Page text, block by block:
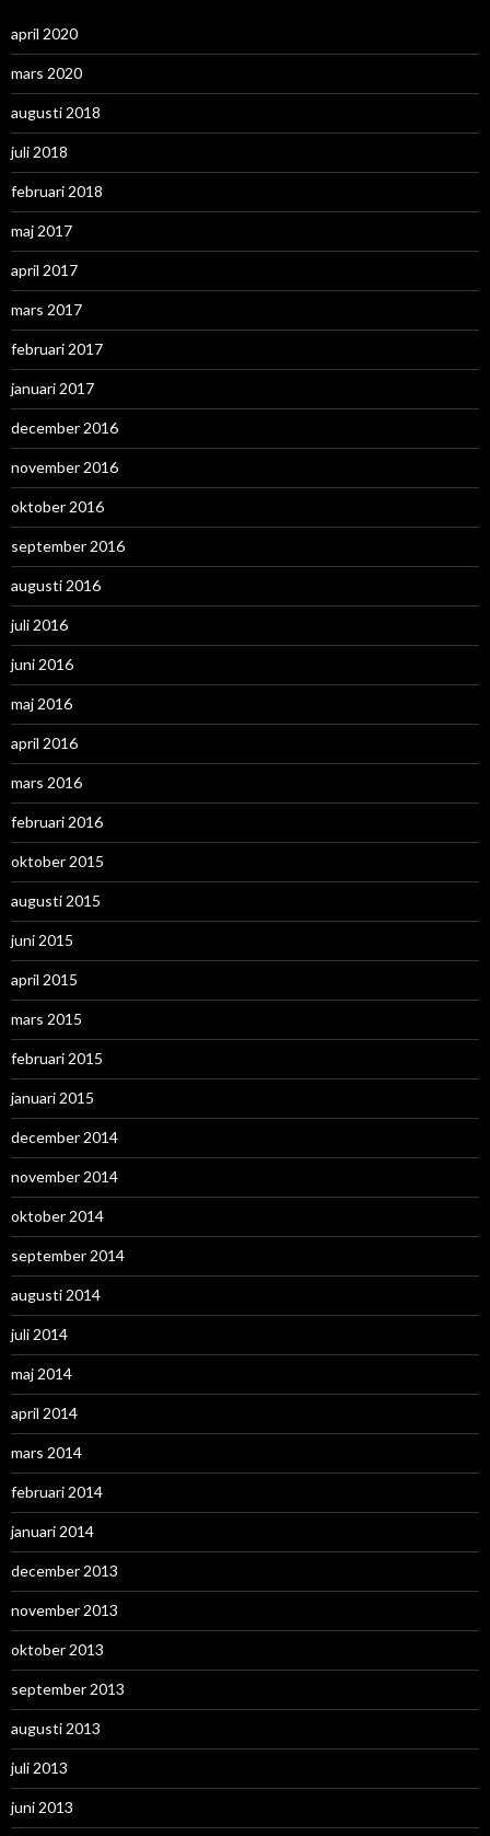
april 2020
mars 2020
augusti 2018
juli 2018
februari 2018
maj 2017
april 2017
mars 2017
februari 2017
januari 2017
december 2016
november 2016
oktober 2016
september 2016
augusti 2016
juli 2016
juni 2016
maj 2016
april 2016
mars 2016
februari 2016
oktober 2015
augusti 2015
juni 2015
april 2015
mars 2015
februari 2015
januari 2015
december 2014
november 2014
oktober 2014
september 2014
augusti 2014
juli 2014
maj 2014
april 2014
mars 2014
februari 2014
januari 2014
december 2013
november 2013
oktober 2013
september 2013
augusti 2013
juli 2013
juni 2013